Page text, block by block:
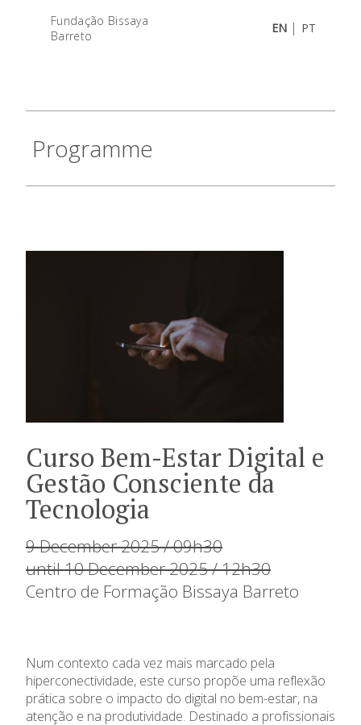
Fundação Bissaya
Barreto
EN | PT
Programme
Curso Bem-Estar Digital e
Gestão Consciente da
Tecnologia
9 December 2025 / 09h30
until 10 December 2025 / 12h30
Centro de Formação Bissaya Barreto
Num contexto cada vez mais marcado pela
hiperconectividade, este curso propõe uma reflexão
prática sobre o impacto do digital no bem-estar, na
atenção e na produtividade. Destinado a profissionais